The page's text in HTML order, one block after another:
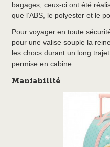
bagages, ceux-ci ont été
que l’ABS, le polyester et le
Pour voyager en toute
pour une valise souple la
les chocs durant un long
permise en cabine.
Maniabilité